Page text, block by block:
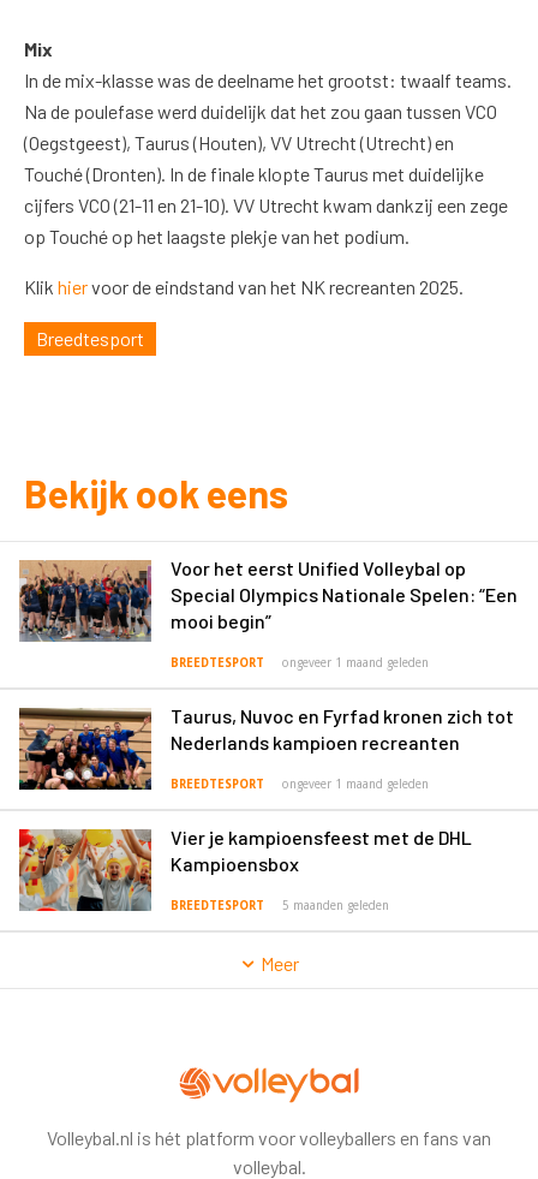
Mix
In de mix-klasse was de deelname het grootst: twaalf teams.
Na de poulefase werd duidelijk dat het zou gaan tussen VCO
(Oegstgeest), Taurus (Houten), VV Utrecht (Utrecht) en
Touché (Dronten). In de finale klopte Taurus met duidelijke
cijfers VCO (21-11 en 21-10). VV Utrecht kwam dankzij een zege
op Touché op het laagste plekje van het podium.
Klik hiervoor de eindstand van het NK recreanten 2025.
Breedtesport
Bekijk ook eens
Voor het eerst Unified Volleybal op
Special Olympics Nationale Spelen: “Een
mooi begin”
BREEDTESPORT ongeveer 1 maand geleden
Taurus, Nuvoc en Fyrfad kronen zich tot
Nederlands kampioen recreanten
BREEDTESPORT ongeveer 1 maand geleden
Vier je kampioensfeest met de DHL
Kampioensbox
BREEDTESPORT 5 maanden geleden
Meer
Volleybal.nl is hét platform voor volleyballers en fans van
volleybal.